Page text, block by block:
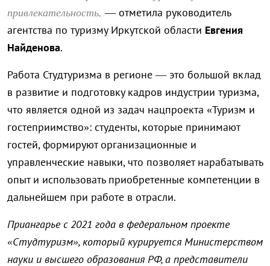
привлекательность, — отметила руководитель
агентства по туризму Иркутской области Евгения
Найденова.
Работа Студтуризма в регионе — это большой вклад
в развитие и подготовку кадров индустрии туризма,
что является одной из задач нацпроекта «Туризм и
гостеприимство»: студенты, которые принимают
гостей, формируют организационные и
управленческие навыки, что позволяет нарабатывать
опыт и использовать приобретенные компетенции в
дальнейшем при работе в отрасли.
Приангарье с 2021 года в федеральном проекте
«Студтуризм», который курируется Министерством
науки и высшего образования РФ, а представители